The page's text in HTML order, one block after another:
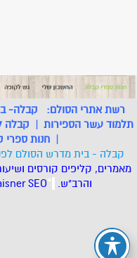
רשת אתרי הסולם: קבלה-
תלמוד עשר הספירות | קבלה
| חנות ספרי
קבלה - בית מדרש הסולם
מאמרים, קליפים קורסים
והרב"ש. *
SEO